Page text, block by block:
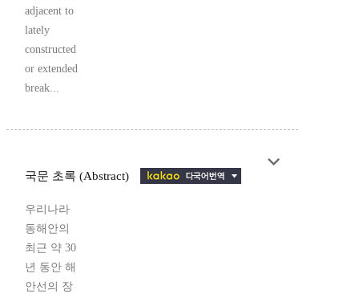
adjacent to
lately
constructed
or extended
break...
국문 초록 (Abstract)
우리나라
동해안의
최근 약 30
년 동안 해
안선의 장